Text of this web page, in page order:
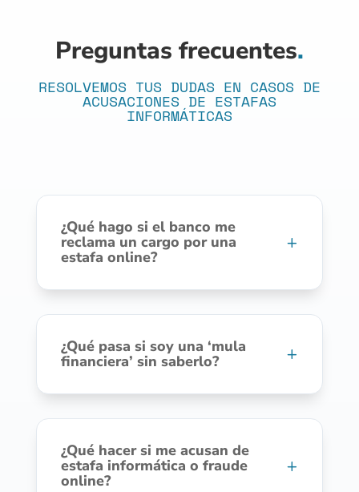
Preguntas frecuentes.
RESOLVEMOS TUS DUDAS EN CASOS DE
ACUSACIONES DE ESTAFAS
INFORMÁTICAS
¿Qué hago si el banco me
reclama un cargo por una
estafa online?
¿Qué pasa si soy una ‘mula
financiera’ sin saberlo?
¿Qué hacer si me acusan de
estafa informática o fraude
online?